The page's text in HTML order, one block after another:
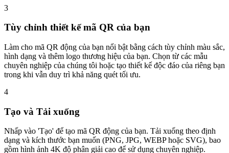
3
Tùy chỉnh thiết kế mã QR của bạn
Làm cho mã QR động của bạn nổi bật bằng cách tùy chỉnh màu sắc,
hình dạng và thêm logo thương hiệu của bạn. Chọn từ các mẫu
chuyên nghiệp của chúng tôi hoặc tạo thiết kế độc đáo của riêng bạn
trong khi vẫn duy trì khả năng quét tối ưu.
4
Tạo và Tải xuống
Nhấp vào 'Tạo' để tạo mã QR động của bạn. Tải xuống theo định
dạng và kích thước bạn muốn (PNG, JPG, WEBP hoặc SVG), bao
gồm hình ảnh 4K độ phân giải cao để sử dụng chuyên nghiệp.